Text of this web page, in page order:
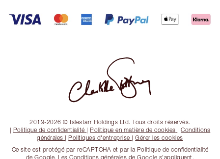
2013-2026 © Islestarr Holdings Ltd. Tous droits réservés.
| Politique de confidentialité |Politique en matière de cookies |Conditions
générales |Politiques d'entreprise |Gérer les cookies
Ce site est protégé par reCAPTCHA et par la Politique de confidentialité
de Google. Les Conditions générales de Google s'appliquent.